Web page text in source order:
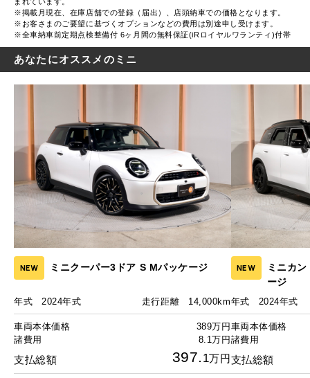
※掲載月現在、在庫店舗での登録（届出）、店頭納車での価格となります。
※お客さまのご要望に基づくオプションなどの費用は別途申し受けます。
※全車納車前定期点検整備付 6ヶ月間の無料保証(iRロイヤルワランティ)付帯
あなたにオススメのミニ
NEW ミニクーパー3ドア S Mパッケージ
年式 2024年式 走行距離 14,000km
車両本体価格
389万円
諸費用
8.1万円
支払総額 397. 1万円
NEW
ミニカ
ージ
年式 2024年式
車両本体価格
諸費用
支払総額